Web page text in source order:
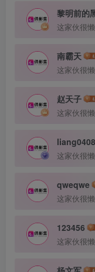
黎明前的
这家伙很
南霸天
这家伙很
赵天子
这家伙很
这家伙很
qweqwe
这家伙很
123456
这家伙很